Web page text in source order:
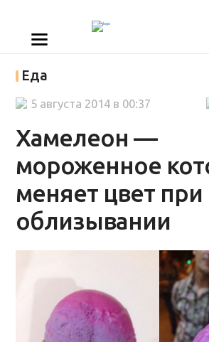
Еда
Хамелеон —
мороженное
меняет цвет при
облизывании
5 августа 2014 в 00:37